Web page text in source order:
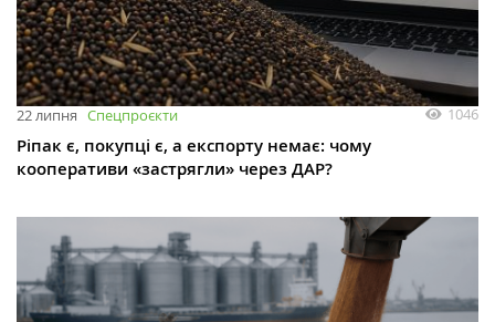
22 липня Спецпроєкти 1046
Ріпак є, покупці є, а експорту немає: чому
кооперативи «застрягли» через ДАР?